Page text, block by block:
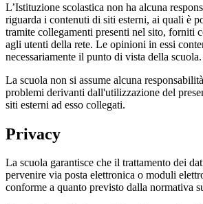
L’Istituzione scolastica non ha alcuna
riguarda i contenuti di siti esterni, ai quali è
tramite collegamenti presenti nel sito, forniti
agli utenti della rete. Le opinioni in essi
necessariamente il punto di vista della scuola.
La scuola non si assume alcuna
problemi derivanti dall'utilizzazione del
siti esterni ad esso collegati.
Privacy
La scuola garantisce che il trattamento dei
pervenire via posta elettronica o moduli
conforme a quanto previsto dalla normativa